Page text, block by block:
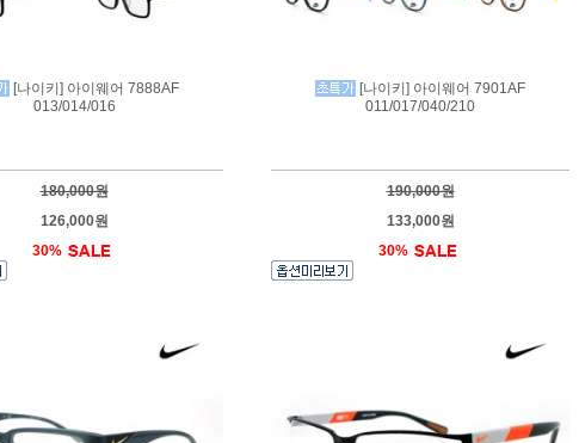
[나이키] 아이웨어 7888AF
013/014/016
180,000원
126,000원
30%
[나이키] 아이웨어 7901AF
011/017/040/210
190,000원
133,000원
30%